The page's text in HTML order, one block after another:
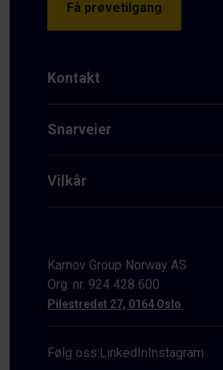
Få prøvetilgang
Kontakt
Snarveier
Vilkår
Karnov Group Norway AS
Org. nr. 924 428 600
Pilestredet 27, 0164 Oslo
Følg oss:LinkedInInstagram